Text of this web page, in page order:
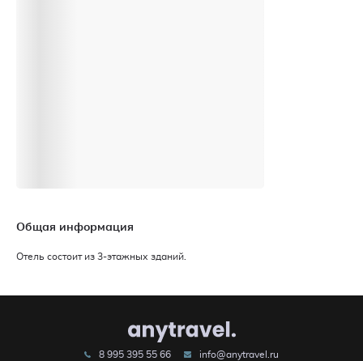
Общая информация
Отель состоит из 3-этажных зданий.
8 995 395 55 66 info@anytravel.ru